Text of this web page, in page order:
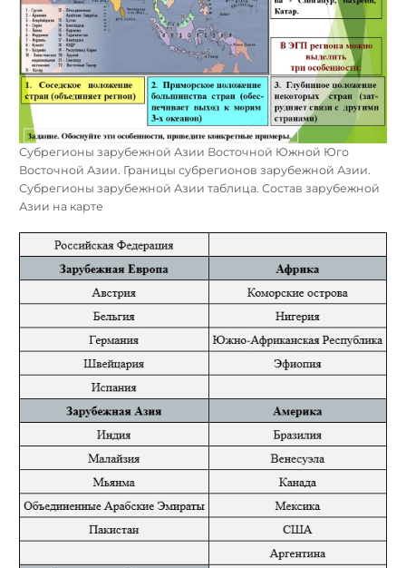
Субрегионы зарубежной Азии Восточной Южной Юго
Восточной Азии. Границы субрегионов зарубежной Азии.
Субрегионы зарубежной Азии таблица. Состав зарубежной
Азии на карте